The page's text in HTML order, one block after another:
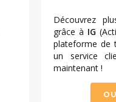
Découvrez
grâce à IG
plateforme de
un service
maintenant !